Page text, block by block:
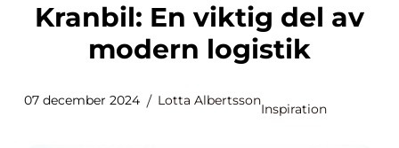
Kranbil: En viktig del av
modern logistik
07 december 2024 Lotta Albertsson
Inspiration